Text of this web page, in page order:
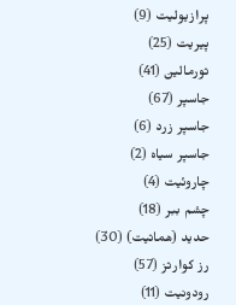
پرازیولیت
9
پیریت
25
تورمالین 41
جاسپر 67
جاسپر زرد
6
جاسپر سیاه
2
چاروئیت
4
چشم ببر 18
حدید (هماتیت) 30
رز کوارتز 57
رودونیت
11